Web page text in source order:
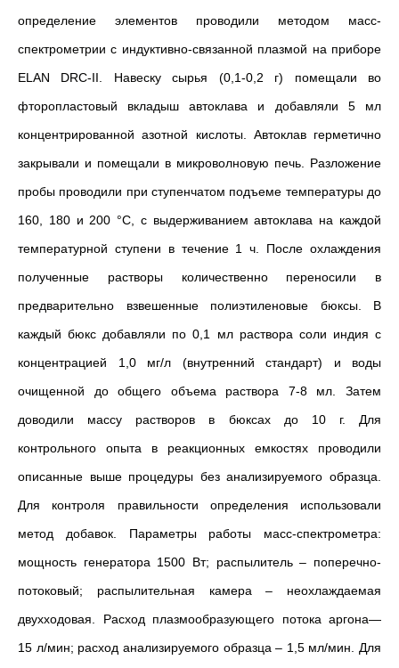
определение элементов проводили методом масс-
спектрометрии с индуктивно-связанной плазмой на приборе
ELAN DRC-II. Навеску сырья (0,1-0,2 г) помещали во
фторопластовый вкладыш автоклава и добавляли 5 мл
концентрированной азотной кислоты. Автоклав герметично
закрывали и помещали в микроволновую печь. Разложение
пробы проводили при ступенчатом подъеме температуры до
160, 180 и 200 °С, с выдерживанием автоклава на каждой
температурной ступени в течение 1 ч. После охлаждения
полученные растворы количественно переносили в
предварительно взвешенные полиэтиленовые бюксы. В
каждый бюкс добавляли по 0,1 мл раствора соли индия с
концентрацией 1,0 мг/л (внутренний стандарт) и воды
очищенной до общего объема раствора 7-8 мл. Затем
доводили массу растворов в бюксах до 10 г. Для
контрольного опыта в реакционных емкостях проводили
описанные выше процедуры без анализируемого образца.
Для контроля правильности определения использовали
метод добавок. Параметры работы масс-спектрометра:
мощность генератора 1500 Вт; распылитель – поперечно-
потоковый; распылительная камера – неохлаждаемая
двухходовая. Расход плазмообразующего потока аргона—
15 л/мин; расход анализируемого образца – 1,5 мл/мин. Для